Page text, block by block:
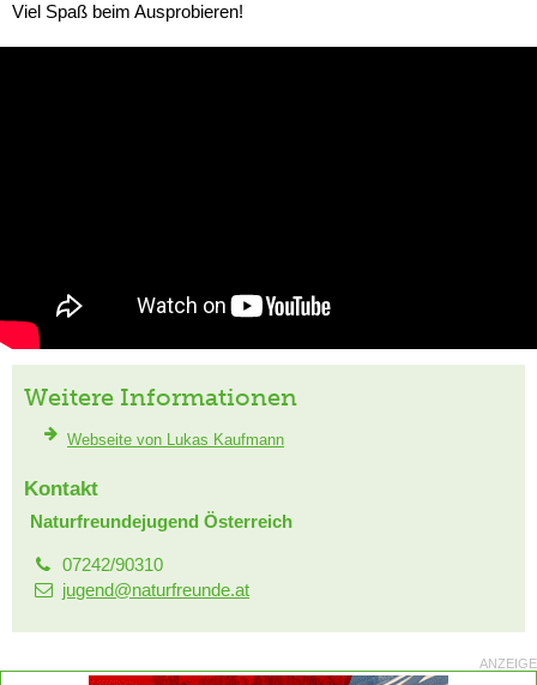
Viel Spaß beim Ausprobieren!
Weitere Informationen
Webseite von Lukas Kaufmann
Kontakt
Naturfreundejugend Österreich
07242/90310
jugend@naturfreunde.at
ANZEIGE